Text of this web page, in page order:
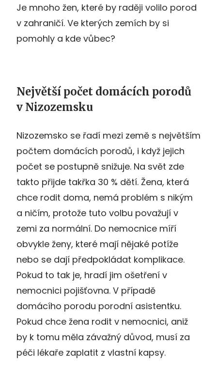
Je mnoho žen, které by raději volilo porod
v zahraničí. Ve kterých zemích by si
pomohly a kde vůbec?
Největší počet domácích porodů
v Nizozemsku
Nizozemsko se řadí mezi země s největším
počtem domácích porodů, i když jejich
počet se postupně snižuje. Na svět zde
takto přijde takřka 30 % dětí. Žena, která
chce rodit doma, nemá problém s nikým
a ničím, protože tuto volbu považují v
zemi za normální. Do nemocnice míří
obvykle ženy, které mají nějaké potíže
nebo se dají předpokládat komplikace.
Pokud to tak je, hradí jim ošetření v
nemocnici pojišťovna. V případě
domácího porodu porodní asistentku.
Pokud chce žena rodit v nemocnici, aniž
by k tomu měla závažný důvod, musí za
péči lékaře zaplatit z vlastní kapsy.